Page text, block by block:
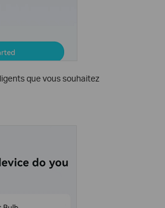
que vous souhaitez